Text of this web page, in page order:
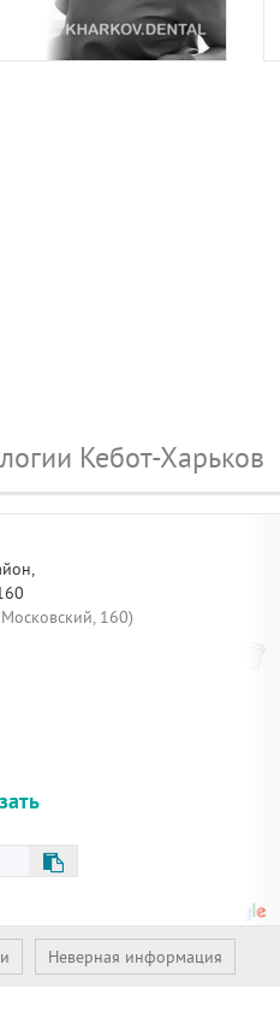
Кебот-Харьков
160)
Неверная информация